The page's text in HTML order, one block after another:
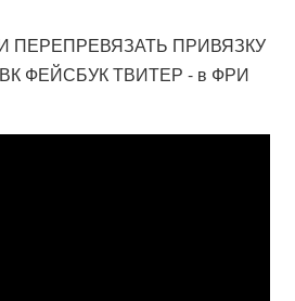
ПЕРЕПРЕВЯЗАТЬ ПРИВЯЗКУ
ФЕЙСБУК ТВИТЕР - в ФРИ